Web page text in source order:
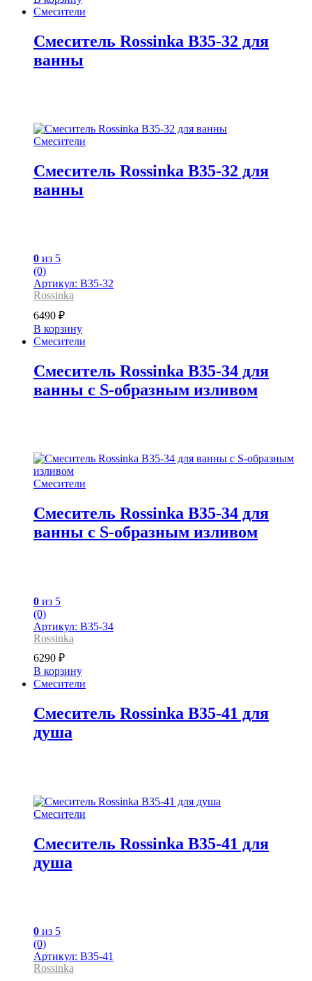
Смесители
Смеситель Rossinka B35-32 для
ванны
Смесители
Смеситель Rossinka B35-32 для
ванны
0 из 5
(0)
Артикул: B35-32
Rossinka
6490 ₽
В корзину
Смесители
Смеситель Rossinka B35-34 для
ванны с S-образным изливом
Смесители
Смеситель Rossinka B35-34 для
ванны с S-образным изливом
0 из 5
(0)
Артикул: B35-34
Rossinka
6290 ₽
В корзину
Смесители
Смеситель Rossinka B35-41 для
душа
Смесители
Смеситель Rossinka B35-41 для
душа
0 из 5
(0)
Артикул: B35-41
Rossinka